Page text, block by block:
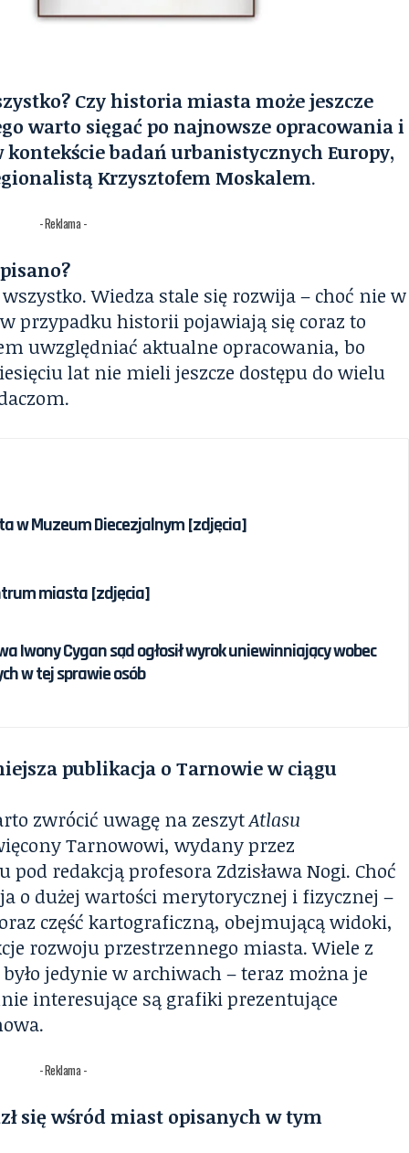
Czy historia miasta może jeszcze
warto sięgać po najnowsze opracowania i
badań urbanistycznych Europy,
Krzysztofem Moskalem.
- Reklama -
Wiedza stale się rozwija – choć nie w
przypadku historii pojawiają się coraz to
uwzględniać aktualne opracowania, bo
lat nie mieli jeszcze dostępu do wielu
w Muzeum Diecezjalnym [zdjęcia]
miasta [zdjęcia]
Iwony Cygan sąd ogłosił wyrok uniewinniający wobec
w tej sprawie osób
publikacja o Tarnowie w ciągu
zwrócić uwagę na zeszytAtlasu
Tarnowowi, wydany przez
redakcją profesora Zdzisława Nogi. Choć
o dużej wartości merytorycznej i fizycznej –
część kartograficzną, obejmującą widoki,
rozwoju przestrzennego miasta. Wiele z
jedynie w archiwach – teraz można je
interesujące są grafiki prezentujące
- Reklama -
się wśród miast opisanych w tym